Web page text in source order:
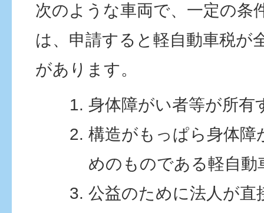
次のような車両で、一定の条
は、申請すると軽自動車税が
があります。
身体障がい者等が所有
構造がもっぱら身体障
めのものである軽自動
公益のために法人が直